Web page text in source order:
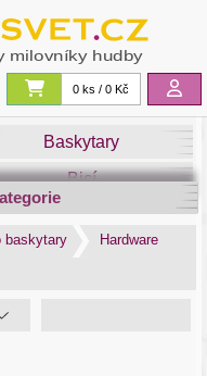
0 ks / 0 Kč
Baskytary
Bicí
Dechy
Světla
baskytary
Hardware